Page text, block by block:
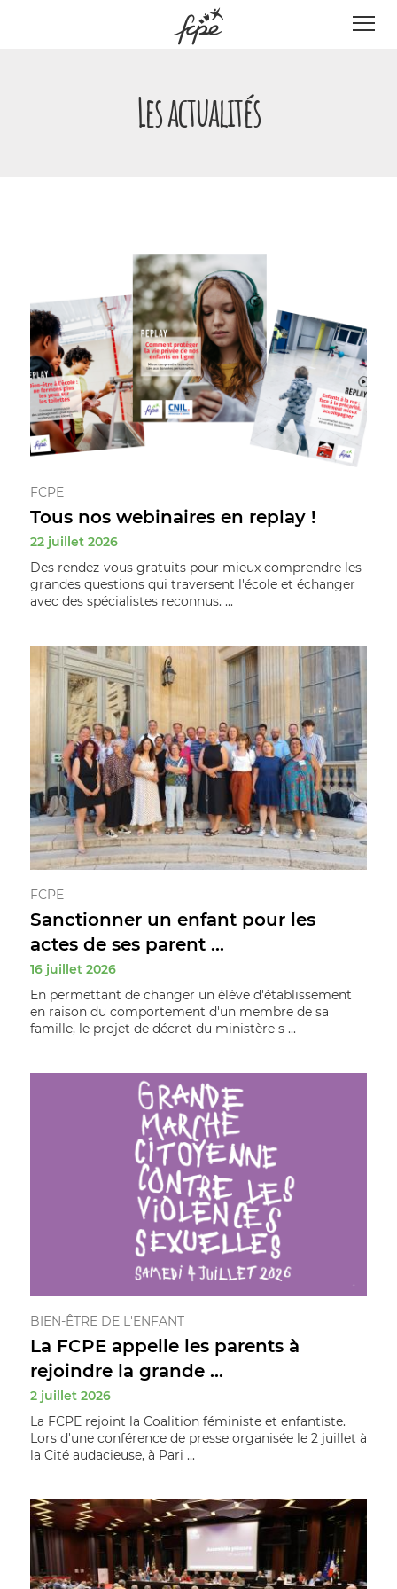
Les actualités
FCPE
Tous nos webinaires en replay !
22 juillet 2026
Des rendez-vous gratuits pour mieux comprendre les
grandes questions qui traversent l'école et échanger
avec des spécialistes reconnus. ...
FCPE
Sanctionner un enfant pour les
actes de ses parent ...
16 juillet 2026
En permettant de changer un élève d'établissement
en raison du comportement d'un membre de sa
famille, le projet de décret du ministère s ...
BIEN-ÊTRE DE L'ENFANT
La FCPE appelle les parents à
rejoindre la grande ...
2 juillet 2026
La FCPE rejoint la Coalition féministe et enfantiste.
Lors d'une conférence de presse organisée le 2 juillet à
la Cité audacieuse, à Pari ...